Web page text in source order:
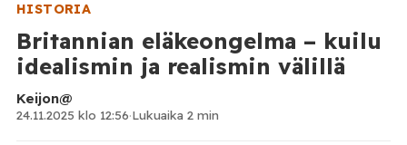
HISTORIA
Britannian eläkeongelma – kuilu
idealismin ja realismin välillä
Keijon@
24.11.2025 klo 12:56·Lukuaika 2 min